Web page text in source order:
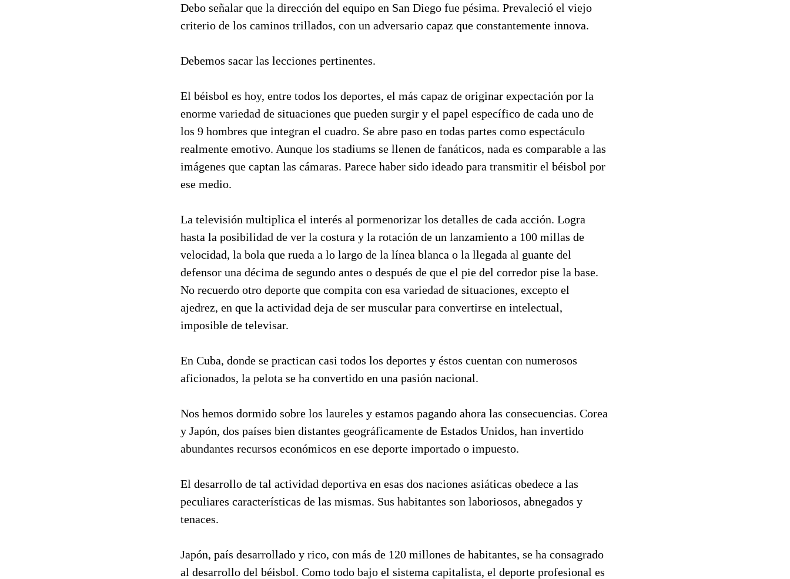
Debo señalar que la dirección del equipo en San Diego fue pésima. Prevaleció el viejo
criterio de los caminos trillados, con un adversario capaz que constantemente innova.
Debemos sacar las lecciones pertinentes.
El béisbol es hoy, entre todos los deportes, el más capaz de originar expectación por la
enorme variedad de situaciones que pueden surgir y el papel específico de cada uno de
los 9 hombres que integran el cuadro. Se abre paso en todas partes como espectáculo
realmente emotivo. Aunque los stadiums se llenen de fanáticos, nada es comparable a las
imágenes que captan las cámaras. Parece haber sido ideado para transmitir el béisbol por
ese medio.
La televisión multiplica el interés al pormenorizar los detalles de cada acción. Logra
hasta la posibilidad de ver la costura y la rotación de un lanzamiento a 100 millas de
velocidad, la bola que rueda a lo largo de la línea blanca o la llegada al guante del
defensor una décima de segundo antes o después de que el pie del corredor pise la base.
No recuerdo otro deporte que compita con esa variedad de situaciones, excepto el
ajedrez, en que la actividad deja de ser muscular para convertirse en intelectual,
imposible de televisar.
En Cuba, donde se practican casi todos los deportes y éstos cuentan con numerosos
aficionados, la pelota se ha convertido en una pasión nacional.
Nos hemos dormido sobre los laureles y estamos pagando ahora las consecuencias. Corea
y Japón, dos países bien distantes geográficamente de Estados Unidos, han invertido
abundantes recursos económicos en ese deporte importado o impuesto.
El desarrollo de tal actividad deportiva en esas dos naciones asiáticas obedece a las
peculiares características de las mismas. Sus habitantes son laboriosos, abnegados y
tenaces.
Japón, país desarrollado y rico, con más de 120 millones de habitantes, se ha consagrado
al desarrollo del béisbol. Como todo bajo el sistema capitalista, el deporte profesional es